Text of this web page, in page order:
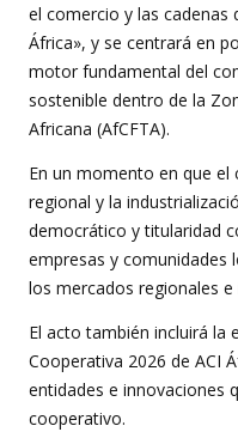
el comercio y las cadenas
África», y se centrará en
motor fundamental del
sostenible dentro de la
Africana (AfCFTA).
En un momento en que
regional y la
democrático y titularidad
empresas y comunidades
los mercados regionales e
El acto también incluirá la
Cooperativa 2026 de ACI
entidades e innovaciones
cooperativo.